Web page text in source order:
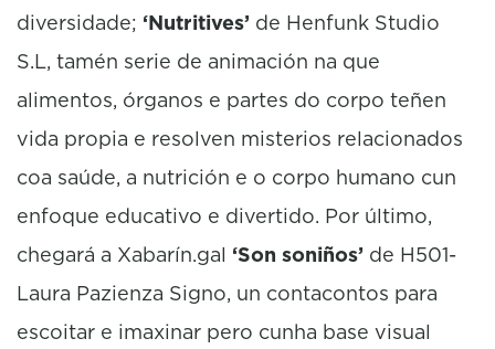
diversidade; ‘Nutritives’ de Henfunk Studio
S.L, tamén serie de animación na que
alimentos, órganos e partes do corpo teñen
vida propia e resolven misterios relacionados
coa saúde, a nutrición e o corpo humano cun
enfoque educativo e divertido. Por último,
chegará a Xabarín.gal ‘Son soniños’ de H501-
Laura Pazienza Signo, un contacontos para
escoitar e imaxinar pero cunha base visual